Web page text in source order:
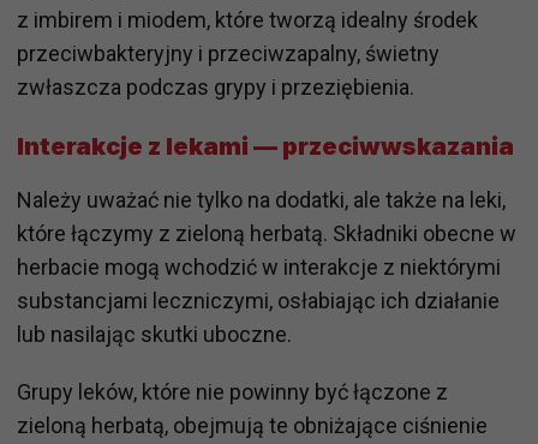
z imbirem i miodem, które tworzą idealny środek
przeciwbakteryjny i przeciwzapalny, świetny
zwłaszcza podczas grypy i przeziębienia.
Interakcje z lekami — przeciwwskazania
Należy uważać nie tylko na dodatki, ale także na leki,
które łączymy z zieloną herbatą. Składniki obecne w
herbacie mogą wchodzić w interakcje z niektórymi
substancjami leczniczymi, osłabiając ich działanie
lub nasilając skutki uboczne.
Grupy leków, które nie powinny być łączone z
zieloną herbatą, obejmują te obniżające ciśnienie